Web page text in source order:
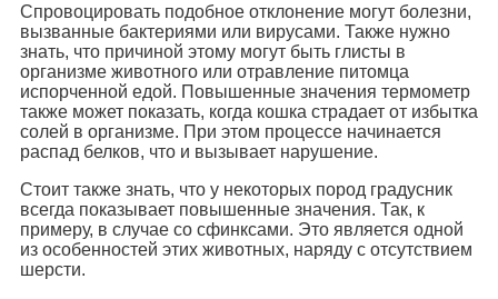
Спровоцировать подобное отклонение могут болезни,
вызванные бактериями или вирусами. Также нужно
знать, что причиной этому могут быть глисты в
организме животного или отравление питомца
испорченной едой. Повышенные значения термометр
также может показать, когда кошка страдает от избытка
солей в организме. При этом процессе начинается
распад белков, что и вызывает нарушение.
Стоит также знать, что у некоторых пород градусник
всегда показывает повышенные значения. Так, к
примеру, в случае со сфинксами. Это является одной
из особенностей этих животных, наряду с отсутствием
шерсти.